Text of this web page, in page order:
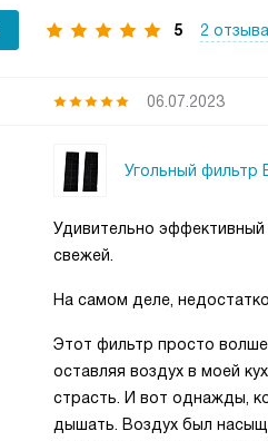
5 2 отзыва
06.07.2023
Угольный фильтр
Удивительно
свежей.
На самом деле,
Этот фильтр просто
оставляя воздух в моей
страсть. И вот однажды,
дышать. Воздух был